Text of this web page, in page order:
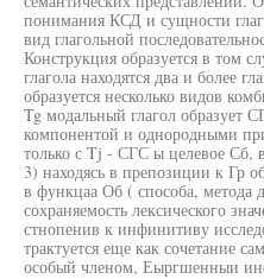
понимания КСД и сущности
вид глагольной
Конструкция образуется в том
глагола находятся два и более
образуется несколько видов
Tg модальный глагол образует
компонентой и однородными
только с Tj - СГС ы целевое Сб, в
3) находясь в препозиции к Гр
в функцаа Об ( способа, метода
сохраняемость лексического
стнопенив к инфинитиву
трактуется еще как сочетание
особый членом, Еыргшенныи